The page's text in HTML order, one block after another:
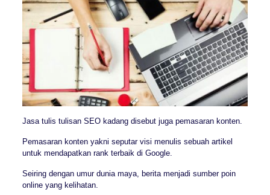
Jasa tulis tulisan SEO kadang disebut juga pemasaran konten.
Pemasaran konten yakni seputar visi menulis sebuah artikel
untuk mendapatkan rank terbaik di Google.
Seiring dengan umur dunia maya, berita menjadi sumber poin
online yang kelihatan.